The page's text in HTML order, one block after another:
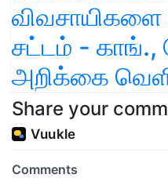
விவசாயிகளை
சட்டம் - காங்.,
அறிக்கை
Share your